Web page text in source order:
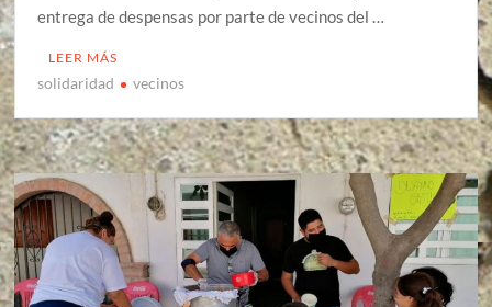
entrega de despensas por parte de vecinos del …
LEER MÁS
solidaridad vecinos